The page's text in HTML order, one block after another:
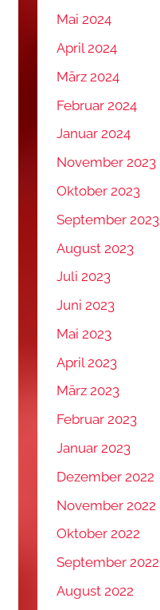
Mai 2024
April 2024
März 2024
Februar 2024
Januar 2024
November 2023
Oktober 2023
September 2023
August 2023
Juli 2023
Juni 2023
Mai 2023
April 2023
März 2023
Februar 2023
Januar 2023
Dezember 2022
November 2022
Oktober 2022
September 2022
August 2022